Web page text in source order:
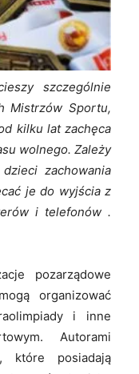
szczególnie
Mistrzów Sportu,
kilku lat zachęca
wolnego. Zależy
zachowania
je do wyjścia z
i telefonów .
pozarządowe
organizować
i inne
Autorami
które posiadają